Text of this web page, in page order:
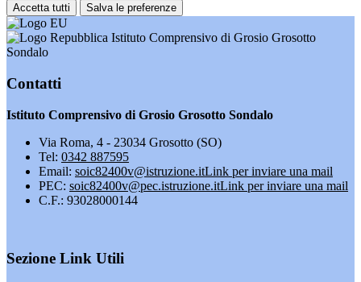
Accetta tutti Salva le preferenze
Istituto Comprensivo di Grosio Grosotto
Sondalo
Contatti
Istituto Comprensivo di Grosio Grosotto Sondalo
Via Roma, 4 - 23034 Grosotto (SO)
Tel: 0342 887595
Email: soic82400v@istruzione.itLink per inviare una mail
PEC: soic82400v@pec.istruzione.itLink per inviare una mail
C.F.: 93028000144
Sezione Link Utili